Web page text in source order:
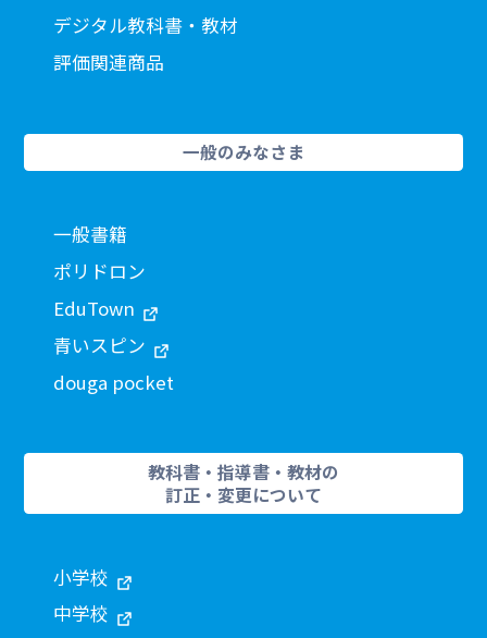
デジタル教科書・教材
評価関連商品
一般のみなさま
一般書籍
ポリドロン
EduTown
青いスピン
douga pocket
教科書・指導書・教材の
訂正・変更について
小学校
中学校